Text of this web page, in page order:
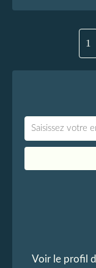
1
Voir le profil